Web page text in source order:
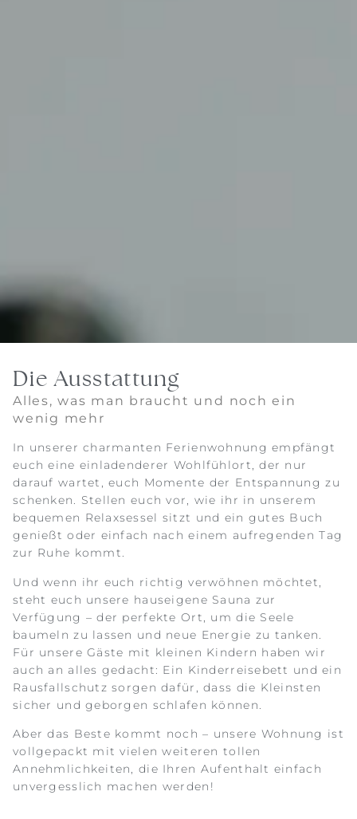
Die Ausstattung
Alles, was man braucht und noch ein
wenig mehr
In unserer charmanten Ferienwohnung empfängt
euch eine einladenderer Wohlfühlort, der nur
darauf wartet, euch Momente der Entspannung zu
schenken. Stellen euch vor, wie ihr in unserem
bequemen Relaxsessel sitzt und ein gutes Buch
genießt oder einfach nach einem aufregenden Tag
zur Ruhe kommt.
Und wenn ihr euch richtig verwöhnen möchtet,
steht euch unsere hauseigene Sauna zur
Verfügung – der perfekte Ort, um die Seele
baumeln zu lassen und neue Energie zu tanken.
Für unsere Gäste mit kleinen Kindern haben wir
auch an alles gedacht: Ein Kinderreisebett und ein
Rausfallschutz sorgen dafür, dass die Kleinsten
sicher und geborgen schlafen können.
Aber das Beste kommt noch – unsere Wohnung ist
vollgepackt mit vielen weiteren tollen
Annehmlichkeiten, die Ihren Aufenthalt einfach
unvergesslich machen werden!